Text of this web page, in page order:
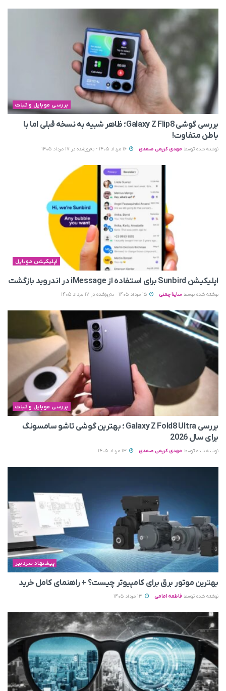
بررسی موبایل و تبلت
بررسی گوشی Galaxy Z Flip8؛ ظاهر شبیه به نسخه قبلی اما با
باطن متفاوت!
نوشته شده توسط مهدی کریمی صمدی
اپلیکیشن موبایل
اپلیکیشن Sunbird برای استفاده از iMessage در اندروید بازگشت
نوشته شده توسط ساینا چمنی
بررسی موبایل و تبلت
بررسی Galaxy Z Fold8 Ultra ؛ بهترین گوشی تاشو سامسونگ
برای سال 2026
نوشته شده توسط مهدی کریمی صمدی
پیشنهاد سردبیر
بهترین موتور برق برای کامپیوتر چیست؟ + راهنمای کامل خرید
نوشته شده توسط فاطمه امامی